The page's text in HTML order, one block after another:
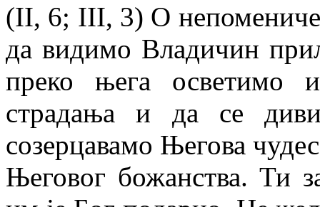
(II, 6; III, 3) О
да видимо Владичин
преко њега осветимо
страдања и да се
созерцавамо Његова
Његовог божанства. Ти